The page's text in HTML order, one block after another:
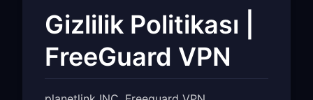
Gizlilik Politikası |
FreeGuard VPN